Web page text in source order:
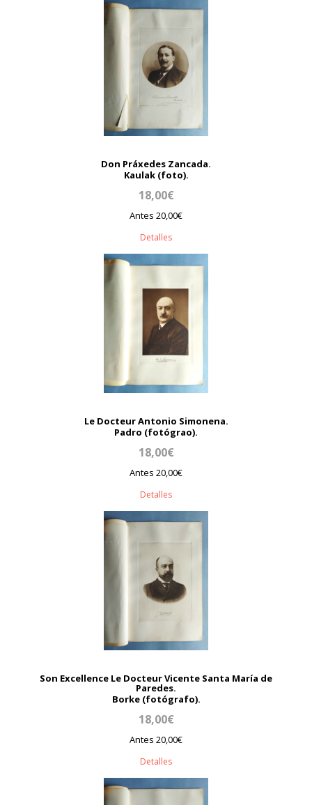
Don Práxedes Zancada.
Kaulak (foto).
18,00€
Antes 20,00€
Detalles
Le Docteur Antonio Simonena.
Padro (fotógrao).
18,00€
Antes 20,00€
Detalles
Son Excellence Le Docteur Vicente Santa María de
Paredes.
Borke (fotógrafo).
18,00€
Antes 20,00€
Detalles